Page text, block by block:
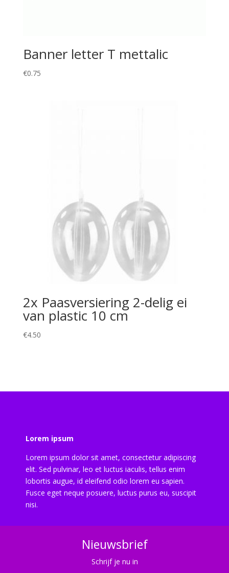
Banner letter T mettalic
€0.75
2x Paasversiering 2-delig ei
van plastic 10 cm
€4.50
Lorem ipsum
Lorem ipsum dolor sit amet, consectetur adipiscing
elit. Sed pulvinar, leo et luctus iaculis, tellus enim
lobortis augue, id eleifend odio lorem eu sapien.
Fusce eget neque posuere, luctus purus eu, suscipit
nisi.
Nieuwsbrief
Schrijf je nu in